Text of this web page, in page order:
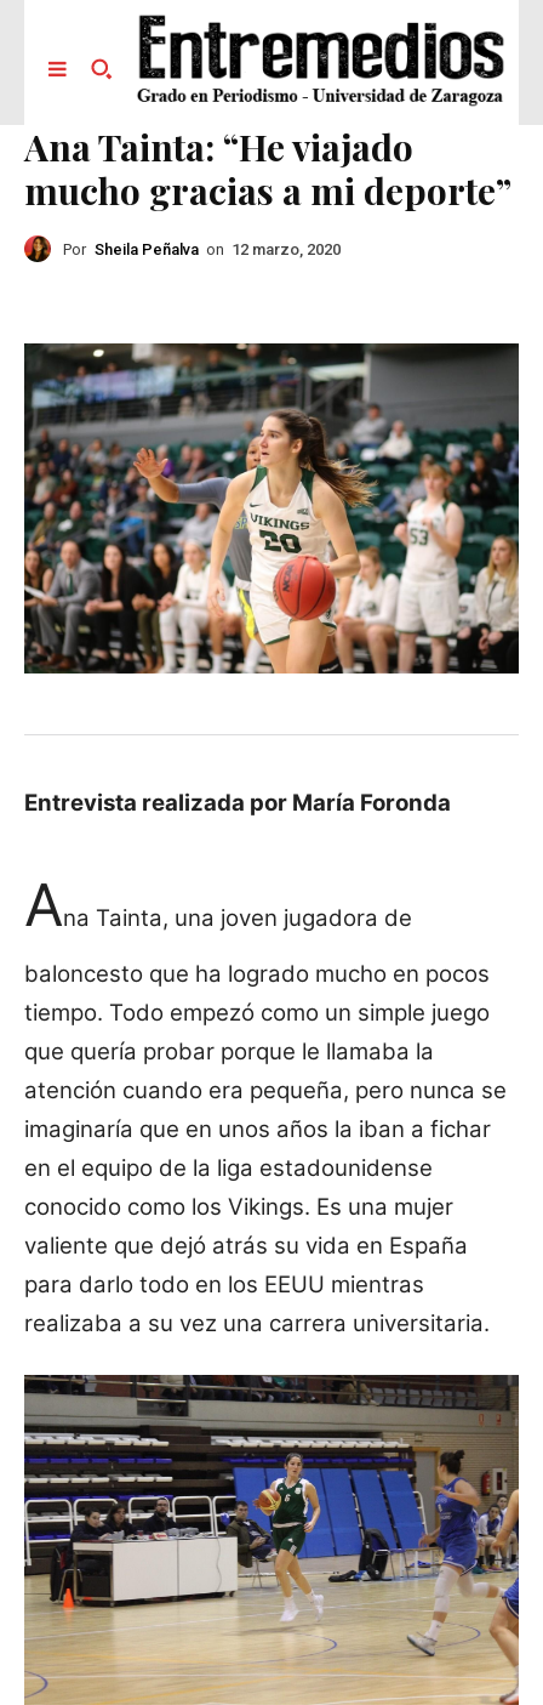
Ana Tainta: “He viajado
mucho gracias a mi deporte”
Por Sheila Peñalva on 12 marzo, 2020
Entrevista realizada por María Foronda
Ana Tainta, una joven jugadora de
baloncesto que ha logrado mucho en pocos
tiempo. Todo empezó como un simple juego
que quería probar porque le llamaba la
atención cuando era pequeña, pero nunca se
imaginaría que en unos años la iban a fichar
en el equipo de la liga estadounidense
conocido como los Vikings. Es una mujer
valiente que dejó atrás su vida en España
para darlo todo en los EEUU mientras
realizaba a su vez una carrera universitaria.